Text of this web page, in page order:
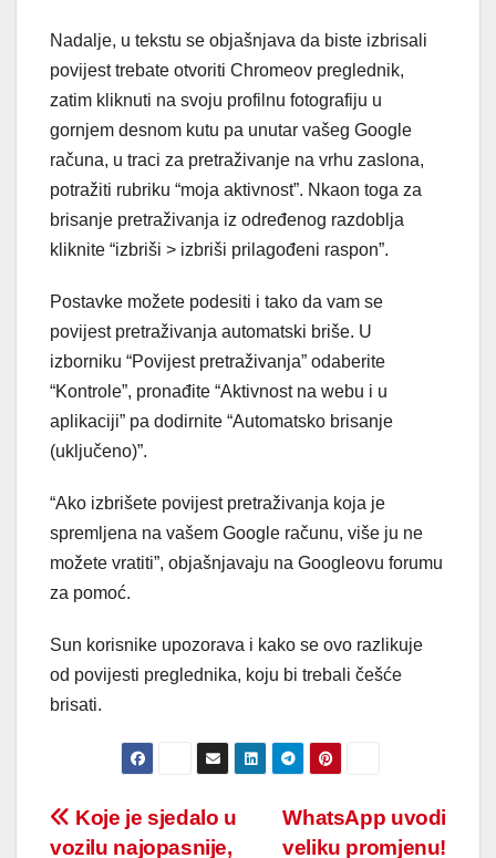
Nadalje, u tekstu se objašnjava da biste izbrisali
povijest trebate otvoriti Chromeov preglednik,
zatim kliknuti na svoju profilnu fotografiju u
gornjem desnom kutu pa unutar vašeg Google
računa, u traci za pretraživanje na vrhu zaslona,
potražiti rubriku “moja aktivnost”. Nkaon toga za
brisanje pretraživanja iz određenog razdoblja
kliknite “izbriši > izbriši prilagođeni raspon”.
Postavke možete podesiti i tako da vam se
povijest pretraživanja automatski briše. U
izborniku “Povijest pretraživanja” odaberite
“Kontrole”, pronađite “Aktivnost na webu i u
aplikaciji” pa dodirnite “Automatsko brisanje
(uključeno)”.
“Ako izbrišete povijest pretraživanja koja je
spremljena na vašem Google računu, više ju ne
možete vratiti”, objašnjavaju na Googleovu forumu
za pomoć.
Sun korisnike upozorava i kako se ovo razlikuje
od povijesti preglednika, koju bi trebali češće
brisati.
Post
WhatsApp uvodi
veliku promjenu!
Koje je sjedalo u
vozilu najopasnije,